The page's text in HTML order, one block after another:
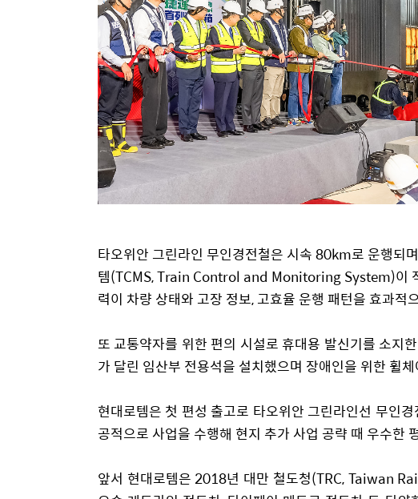
타오위안 그린라인 무인경전철은 시속80km로 운행되
템(TCMS, Train Control and Monitoring System)이
력이 차량 상태와 고장 정보,고효율 운행 패턴을 효과적
또 교통약자를 위한 편의 시설로 휴대용 발신기를 소지
가 달린 임산부 전용석을 설치했으며 장애인을 위한 휠
현대로템은 첫 편성 출고로 타오위안 그린라인선 무인
공적으로 사업을 수행해 현지 추가 사업 공략 때 우수한
앞서 현대로템은2018년 대만 철도청(TRC, Taiwan